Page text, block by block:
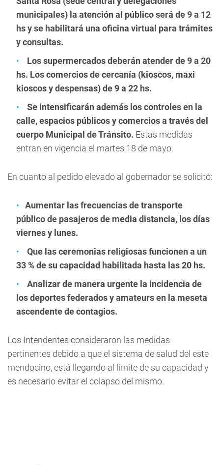
municipales) la atención al público será de 9 a 12
hs y se habilitará una oficina virtual para trámites
y consultas.
Los supermercados deberán atender de 9 a 20
hs. Los comercios de cercanía (kioscos, maxi
kioscos y despensas) de 9 a 22 hs.
Se intensificarán además los controles en la
calle, espacios públicos y comercios a través del
cuerpo Municipal de Tránsito. Estas medidas
entran en vigencia el martes 18 de mayo.
En cuanto al pedido elevado al gobernador se solicitó:
Aumentar las frecuencias de transporte
público de pasajeros de media distancia, los días
viernes y lunes.
Que las ceremonias religiosas funcionen a un
33 % de su capacidad habilitada hasta las 20 hs.
Analizar de manera urgente la incidencia de
los deportes federados y amateurs en la meseta
ascendente de contagios.
Los Intendentes consideraron las medidas
pertinentes debido a que el sistema de salud del este
mendocino, está llegando al límite de su capacidad y
es necesario evitar el colapso del mismo.